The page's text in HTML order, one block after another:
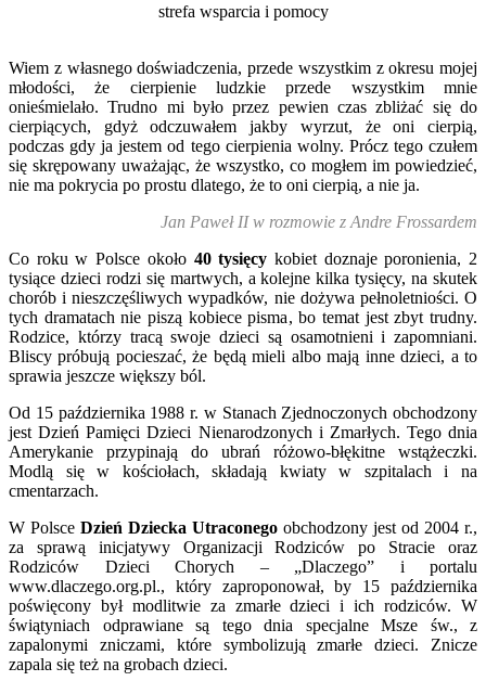
strefa wsparcia i pomocy
Wiem z własnego doświadczenia, przede wszystkim z okresu mojej
młodości, że cierpienie ludzkie przede wszystkim mnie
onieśmielało. Trudno mi było przez pewien czas zbliżać się do
cierpiących, gdyż odczuwałem jakby wyrzut, że oni cierpią,
podczas gdy ja jestem od tego cierpienia wolny. Prócz tego czułem
się skrępowany uważając, że wszystko, co mogłem im powiedzieć,
nie ma pokrycia po prostu dlatego, że to oni cierpią, a nie ja.
Jan Paweł II w rozmowie z Andre Frossardem
Co roku w Polsce około 40 tysięcy kobiet doznaje poronienia, 2
tysiące dzieci rodzi się martwych, a kolejne kilka tysięcy, na skutek
chorób i nieszczęśliwych wypadków, nie dożywa pełnoletniości. O
tych dramatach nie piszą kobiece pisma, bo temat jest zbyt trudny.
Rodzice, którzy tracą swoje dzieci są osamotnieni i zapomniani.
Bliscy próbują pocieszać, że będą mieli albo mają inne dzieci, a to
sprawia jeszcze większy ból.
Od 15 października 1988 r. w Stanach Zjednoczonych obchodzony
jest Dzień Pamięci Dzieci Nienarodzonych i Zmarłych. Tego dnia
Amerykanie przypinają do ubrań różowo-błękitne wstążeczki.
Modlą się w kościołach, składają kwiaty w szpitalach i na
cmentarzach.
W Polsce Dzień Dziecka Utraconego obchodzony jest od 2004 r.,
za sprawą inicjatywy Organizacji Rodziców po Stracie oraz
Rodziców Dzieci Chorych – „Dlaczego” i portalu
www.dlaczego.org.pl., który zaproponował, by 15 października
poświęcony był modlitwie za zmarłe dzieci i ich rodziców. W
świątyniach odprawiane są tego dnia specjalne Msze św., z
zapalonymi zniczami, które symbolizują zmarłe dzieci. Znicze
zapala się też na grobach dzieci.